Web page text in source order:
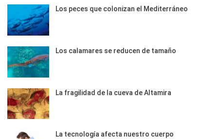
Los peces que colonizan el Mediterráneo
Los calamares se reducen de tamaño
La fragilidad de la cueva de Altamira
La tecnología afecta nuestro cuerpo